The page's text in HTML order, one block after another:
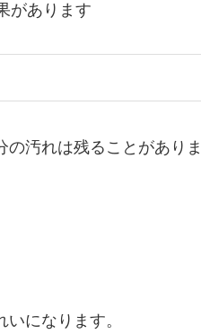
があります
汚れは残ることがありま
になります。